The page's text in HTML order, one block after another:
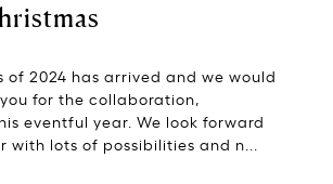
of 2024 has arrived and we would
for the collaboration,
eventful year. We look forward
with lots of possibilities and n...